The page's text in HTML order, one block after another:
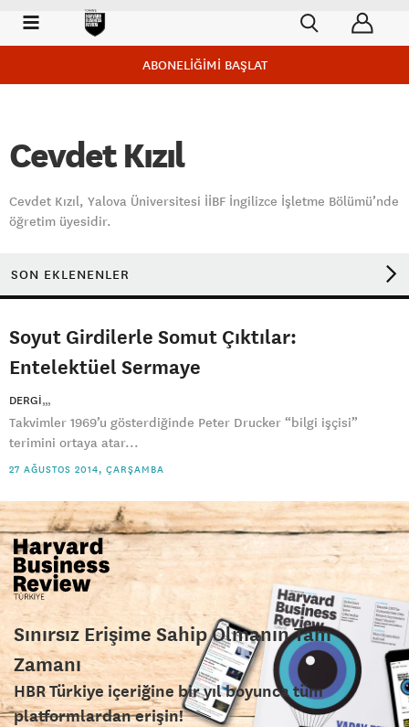
ABONELİĞİMİ BAŞLAT
Cevdet Kızıl
Cevdet Kızıl, Yalova Üniversitesi İİBF İngilizce İşletme Bölümü’nde
öğretim üyesidir.
SON EKLENENLER
Soyut Girdilerle Somut Çıktılar:
Entelektüel Sermaye
DERGI
Takvimler 1969’u gösterdiğinde Peter Drucker “bilgi işçisi”
terimini ortaya atar...
27 AĞUSTOS 2014, ÇARŞAMBA
Sınırsız Erişime Sahip Olmanın Tam
Zamanı
HBR Türkiye içeriğine bir yıl boyunca tüm
platformlardan erişin!